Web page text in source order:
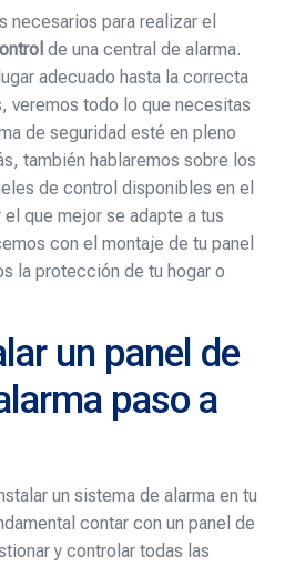
necesarios para realizar el
de una central de alarma.
adecuado hasta la correcta
veremos todo lo que necesitas
de seguridad esté en pleno
también hablaremos sobre los
de control disponibles en el
que mejor se adapte a tus
con el montaje de tu panel
la protección de tu hogar o
un panel de
paso a
un sistema de alarma en tu
contar con un panel de
y controlar todas las